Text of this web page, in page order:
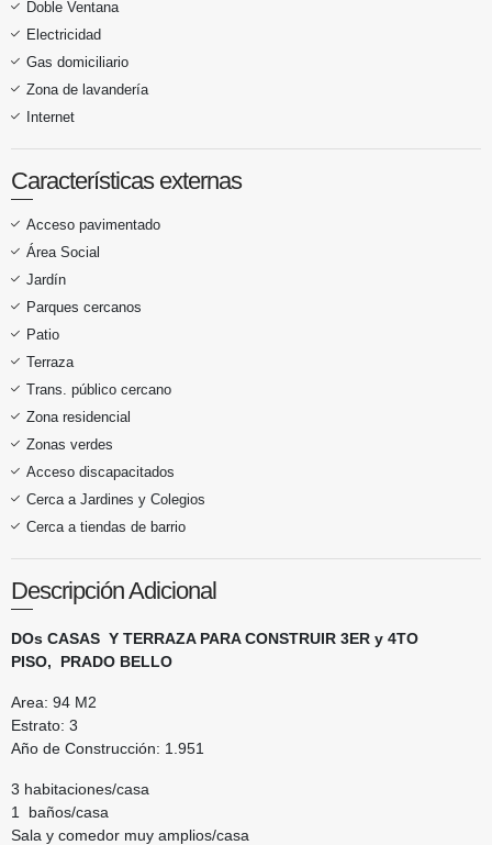
Doble Ventana
Electricidad
Gas domiciliario
Zona de lavandería
Internet
Características externas
Acceso pavimentado
Área Social
Jardín
Parques cercanos
Patio
Terraza
Trans. público cercano
Zona residencial
Zonas verdes
Acceso discapacitados
Cerca a Jardines y Colegios
Cerca a tiendas de barrio
Descripción Adicional
DOs CASAS Y TERRAZA PARA CONSTRUIR 3ER y 4TO
PISO, PRADO BELLO
Area: 94 M2
Estrato: 3
Año de Construcción: 1.951
3 habitaciones/casa
1 baños/casa
Sala y comedor muy amplios/casa